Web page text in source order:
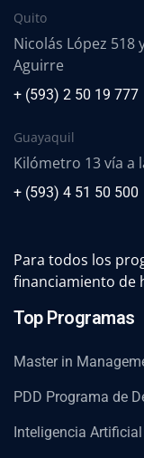
Quito
Nicolás López 518
Aguirre
+ (593) 2 50 19 777
Guayaquil
Kilómetro 13 vía a
+ (593) 4 51 50 500
Para todos los
financiamiento de
Top Programas
Master in
PDD Programa de
Inteligencia Artificial